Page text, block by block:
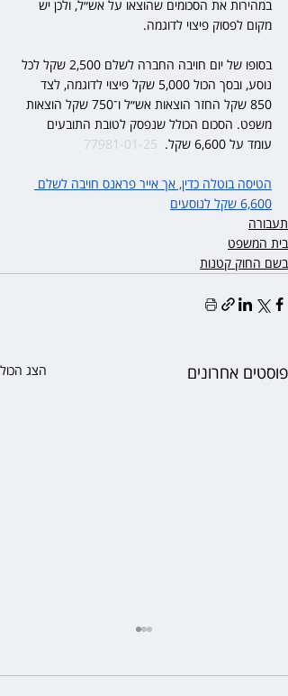
במהירות את הסכומים שהוצאו על אש״ל, ולכן יש
מקום לפסוק פיצוי לדוגמה.
בסופו של יום חויבה החברה לשלם 2,500 שקל לכל
נוסע, ובסך הכול 5,000 שקל פיצוי לדוגמה, לצד
850 שקל החזר הוצאות אש״ל ו־750 שקל הוצאות
משפט. הסכום הכולל שנפסק לטובת התובעים
עומד על 6,600 שקל.
77981-01-25
הטיסה בוטלה כדין, אך אייר פראנס חויבה לשלם
6,600 שקל לנוסעים
תעבורה
בית המשפט
בשם החוק קטנות
פוסטים אחרונים הצג הכול